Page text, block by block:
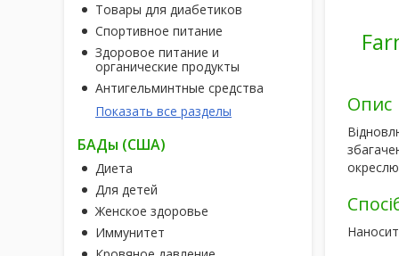
Товары для диабетиков
Спортивное питание
Здоровое питание и
органические продукты
Антигельминтные средства
Показать все разделы
БАДы (США)
Диета
Для детей
Женское здоровье
Иммунитет
Опис